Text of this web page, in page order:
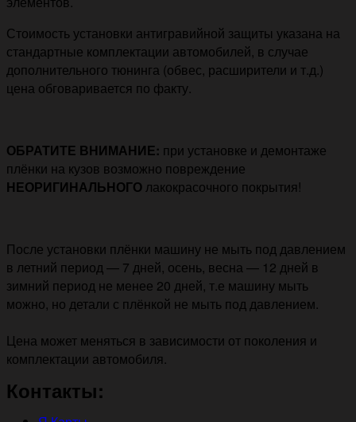
Стоимость установки антигравийной защиты указана на
стандартные комплектации автомобилей, в случае
дополнительного тюнинга (обвес, расширители и т.д.)
цена обговаривается по факту.
ОБРАТИТЕ ВНИМАНИЕ: при установке и демонтаже
плёнки на кузов возможно повреждение
НЕОРИГИНАЛЬНОГОлакокрасочного покрытия!
После установки плёнки машину не мыть под давлением
в летний период — 7 дней, осень, весна — 12 дней в
зимний период не менее 20 дней, т.е машину мыть
можно, но детали с плёнкой не мыть под давлением.
Цена может меняться в зависимости от поколения и
комплектации автомобиля.
Контакты: